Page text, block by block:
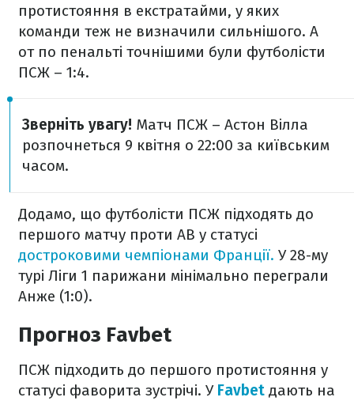
протистояння в екстратайми, у яких
команди теж не визначили сильнішого. А
от по пенальті точнішими були футболісти
ПСЖ – 1:4.
Зверніть увагу! Матч ПСЖ – Астон Вілла
розпочнеться 9 квітня о 22:00 за київським
часом.
Додамо, що футболісти ПСЖ підходять до
першого матчу проти АВ у статусі
достроковими чемпіонами Франції. У 28-му
турі Ліги 1 парижани мінімально переграли
Анже (1:0).
Прогноз Favbet
ПСЖ підходить до першого протистояння у
статусі фаворита зустрічі. У Favbet дають на